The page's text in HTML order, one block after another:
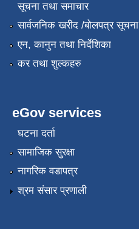
सूचना तथा समाचार
सार्वजनिक खरीद /बोलपत्र सूचना
एन, कानुन तथा निर्देशिका
कर तथा शुल्कहरु
eGov services
घटना दर्ता
सामाजिक सुरक्षा
नागरिक वडापत्र
श्रम संसार प्रणाली